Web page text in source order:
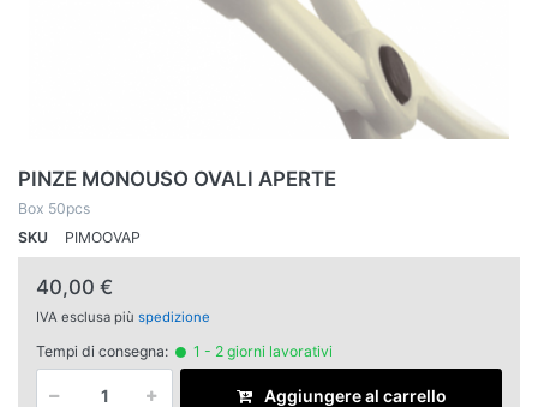
PINZE MONOUSO OVALI APERTE
Box 50pcs
SKU
PIMOOVAP
40,00 €
IVA esclusa più spedizione
Tempi di consegna: 1 - 2 giorni lavorativi
Aggiungere al carrello